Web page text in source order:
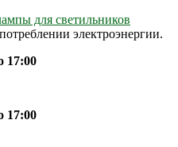
для светильников
электроэнергии.
17:00
17:00